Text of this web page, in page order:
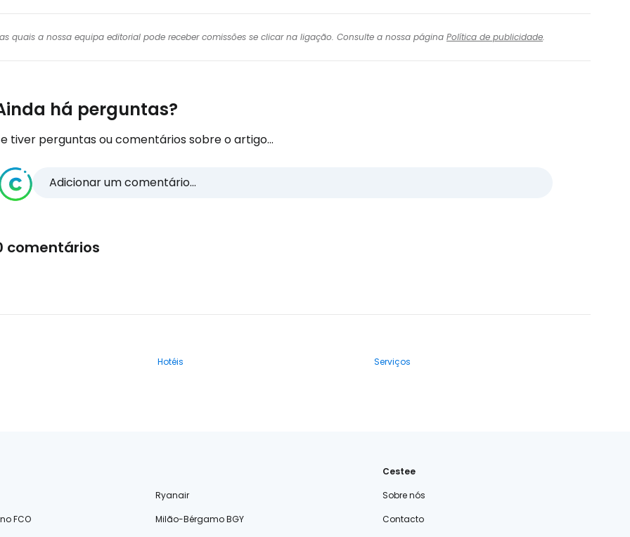
quais a nossa equipa editorial pode receber comissões se clicar na ligação. Consulte a nossa página Política de publicidade.
há perguntas?
tiver perguntas ou comentários sobre o artigo...
Adicionar um comentário...
comentários
Hotéis Serviços
Ryanair
FCO
Milão-Bérgamo BGY
Cestee
Sobre nós
Contacto